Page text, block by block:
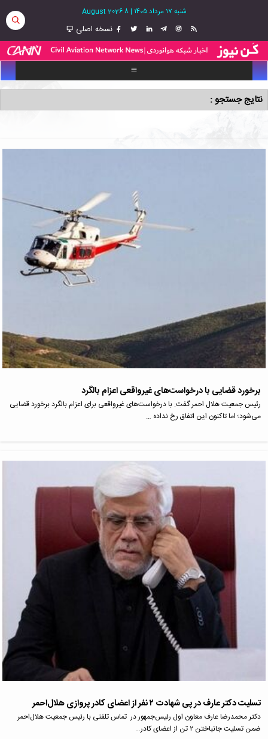
شنبه ۱۷ مرداد ۱۴۰۵ |
8 August 2026
نسخه اصلی
نتایج جستجو :
برخورد قضایی با درخواست‌های غیرواقعی اعزام بالگرد
رئیس جمعیت هلال احمر گفت: با درخواست‌های غیرواقعی برای اعزام بالگرد برخورد قضایی
می‌شود؛ اما تاکنون این اتفاق رخ نداده …
تسلیت دکتر عارف در پی شهادت ۲ نفر از اعضای کادر پروازی هلال‌احمر
دکتر محمدرضا عارف معاون اول رئیس‌جمهور در تماس تلفنی با رئیس جمعیت هلال‌احمر
ضمن تسلیت جانباختن ۲ تن از اعضای کادر…